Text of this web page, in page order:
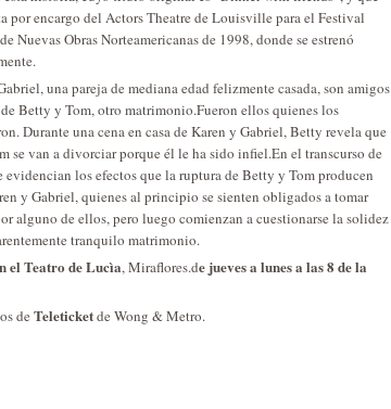
por encargo del Actors Theatre de Louisville para el Festival
Nuevas Obras Norteamericanas de 1998, donde se estrenó
una pareja de mediana edad felizmente casada, son amigos
Betty y Tom, otro matrimonio.Fueron ellos quienes los
Durante una cena en casa de Karen y Gabriel, Betty revela que
se van a divorciar porque él le ha sido infiel.En el transcurso de
evidencian los efectos que la ruptura de Betty y Tom producen
y Gabriel, quienes al principio se sienten obligados a tomar
alguno de ellos, pero luego comienzan a cuestionarse la solidez
tranquilo matrimonio.
el Teatro de Lucìa, Miraflores.de jueves a lunes a las 8 de la
de Teleticketde Wong & Metro.